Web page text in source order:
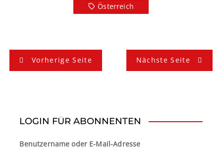
Österreich
B
e
Vorherige Seite Nächste Seite
LOGIN FÜR ABONNENTEN
Benutzername oder E-Mail-Adresse